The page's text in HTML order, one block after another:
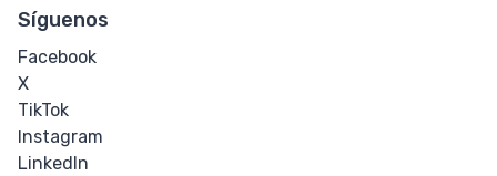
Síguenos
Facebook
X
TikTok
Instagram
LinkedIn